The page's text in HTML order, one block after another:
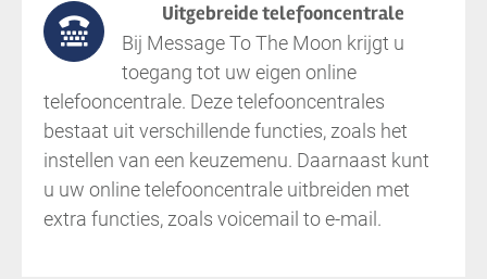
Uitgebreide telefooncentrale
Bij Message To The Moon krijgt u
toegang tot uw eigen online
telefooncentrale. Deze telefooncentrales
bestaat uit verschillende functies, zoals het
instellen van een keuzemenu. Daarnaast kunt
u uw online telefooncentrale uitbreiden met
extra functies, zoals voicemail to e-mail.